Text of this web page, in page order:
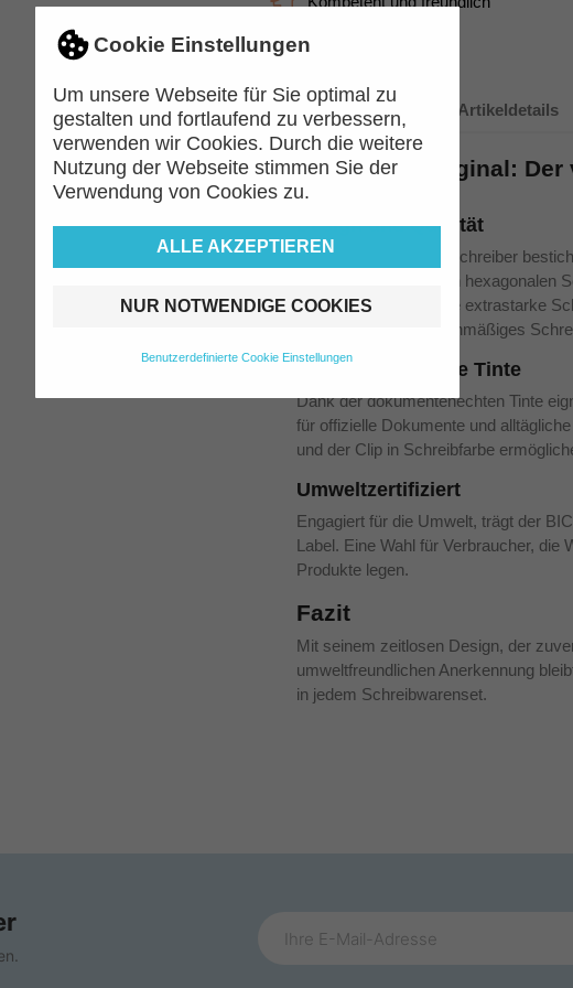
Cookie Einstellungen
Um unsere Webseite für Sie optimal zu
gestalten und fortlaufend zu verbessern,
verwenden wir Cookies. Durch die weitere
Nutzung der Webseite stimmen Sie der
Verwendung von Cookies zu.
ALLE AKZEPTIEREN
NUR NOTWENDIGE COOKIES
Benutzerdefinierte Cookie Einstellungen
Beschreibung Artikeldetails
BIC Cristal Original:
Klassiker
Design und Qualität
Der BIC Cristal Kugelschreiber
Kappenmodell und den hexagonalen
stabilen Griff sorgt. Die extrastarke
gewährleistet ein gleichmäßiges
Dokumentenechte Tinte
Dank der dokumentenechten Tinte
für offizielle Dokumente und
und der Clip in Schreibfarbe
Umweltzertifiziert
Engagiert für die Umwelt, trägt der
Label. Eine Wahl für Verbraucher, die
Produkte legen.
Fazit
Mit seinem zeitlosen Design, der
umweltfreundlichen Anerkennung
in jedem Schreibwarenset.